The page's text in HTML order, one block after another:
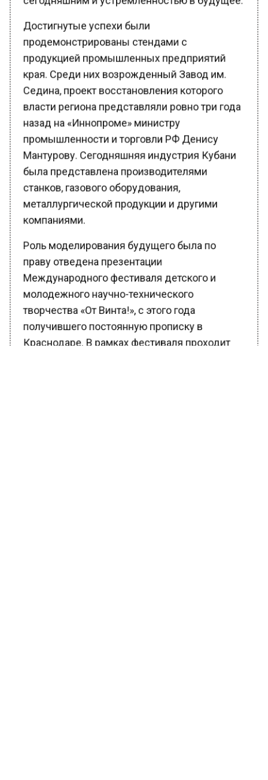
Достигнутые успехи были
продемонстрированы стендами с
продукцией промышленных предприятий
края. Среди них возрожденный Завод им.
Седина, проект восстановления которого
власти региона представляли ровно три года
назад на «Иннопроме» министру
промышленности и торговли РФ Денису
Мантурову. Сегодняшняя индустрия Кубани
была представлена производителями
станков, газового оборудования,
металлургической продукции и другими
компаниями.
праву отведена презентации
Международного фестиваля детского и
молодежного научно-технического
творчества «От Винта!», с этого года
получившего постоянную прописку в
Краснодаре. В рамках фестиваля проходит
уникальный Технофорум, который стал одной